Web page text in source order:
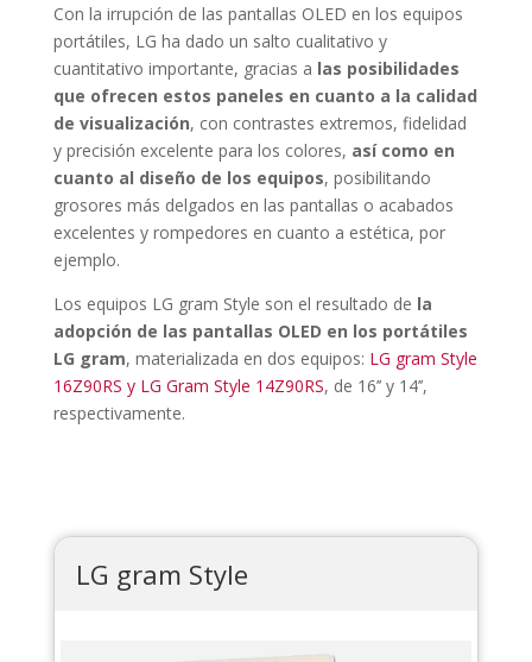
Con la irrupción de las pantallas OLED en los equipos
portátiles, LG ha dado un salto cualitativo y
cuantitativo importante, gracias a las posibilidades
que ofrecen estos paneles en cuanto a la calidad
de visualización, con contrastes extremos, fidelidad
y precisión excelente para los colores, así como en
cuanto al diseño de los equipos, posibilitando
grosores más delgados en las pantallas o acabados
excelentes y rompedores en cuanto a estética, por
ejemplo.
Los equipos LG gram Style son el resultado de la
adopción de las pantallas OLED en los portátiles
LG gram, materializada en dos equipos: LG gram Style
16Z90RS y LG Gram Style 14Z90RS, de 16’’ y 14’’,
respectivamente.
LG gram Style